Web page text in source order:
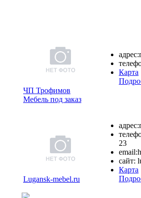
ЧП Трофимов
Мебель под заказ
адрес:
Карта
Lugansk-mebel.ru
адрес:
23
email:
сайт:
Карта